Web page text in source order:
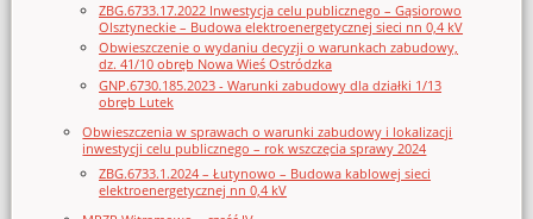
ZBG.6733.17.2022 Inwestycja celu publicznego – Gąsiorowo
Olsztyneckie – Budowa elektroenergetycznej sieci nn 0,4 kV
Obwieszczenie o wydaniu decyzji o warunkach zabudowy,
dz. 41/10 obręb Nowa Wieś Ostródzka
GNP.6730.185.2023 - Warunki zabudowy dla działki 1/13
obręb Lutek
Obwieszczenia w sprawach o warunki zabudowy i lokalizacji
inwestycji celu publicznego – rok wszczęcia sprawy 2024
ZBG.6733.1.2024 – Łutynowo – Budowa kablowej sieci
elektroenergetycznej nn 0,4 kV